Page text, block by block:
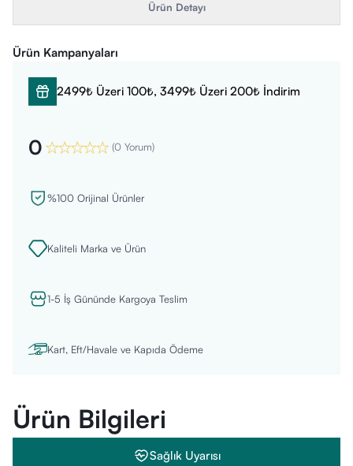
Ürün Detayı
Ürün Kampanyaları
2499₺ Üzeri 100₺, 3499₺ Üzeri 200₺ İndirim
0 (0 Yorum)
%100 Orijinal Ürünler
Kaliteli Marka ve Ürün
1-5 İş Gününde Kargoya Teslim
Kart, Eft/Havale ve Kapıda Ödeme
Ürün Bilgileri
Sağlık Uyarısı